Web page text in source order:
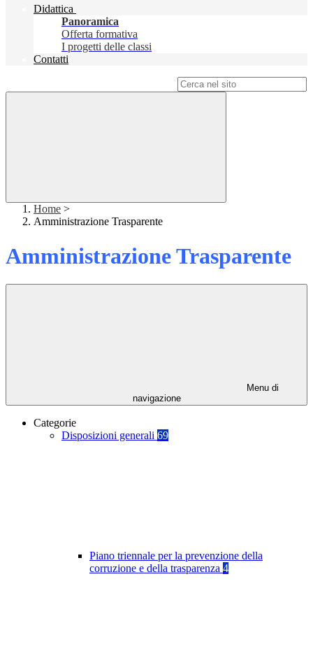
Didattica
Panoramica
Offerta formativa
I progetti delle classi
Contatti
Home >
Amministrazione Trasparente
Amministrazione Trasparente
Menu di
navigazione
Categorie
Disposizioni generali 69
Piano triennale per la prevenzione della
corruzione e della trasparenza 4